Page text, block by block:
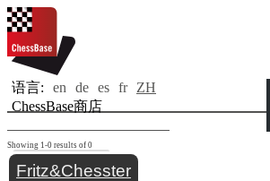
语言: en de es fr
ZH
ChessBase商店
Toggle navigation
Showing 1-0 results of 0
Fritz&Chesster